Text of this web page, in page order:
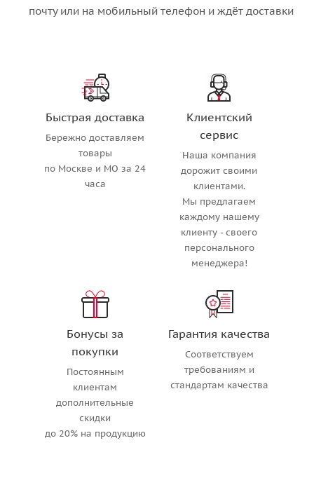
почту или на мобильный телефон и ждёт доставки
Быстрая доставка
Бережно доставляем
товары
по Москве и МО за 24
часа
Клиентский
сервис
Наша компания
дорожит своими
клиентами.
Мы предлагаем
каждому нашему
клиенту - своего
персонального
менеджера!
Бонусы за
покупки
Постоянным
клиентам
дополнительные
скидки
до 20% на продукцию
Гарантия качества
Соответствуем
требованиям и
стандартам качества